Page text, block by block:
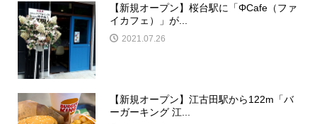
【新規オープン】桜台駅に「ΦCafe（ファ
イカフェ）」が...
2021.07.26
【新規オープン】江古田駅から122m「バ
ーガーキング 江...